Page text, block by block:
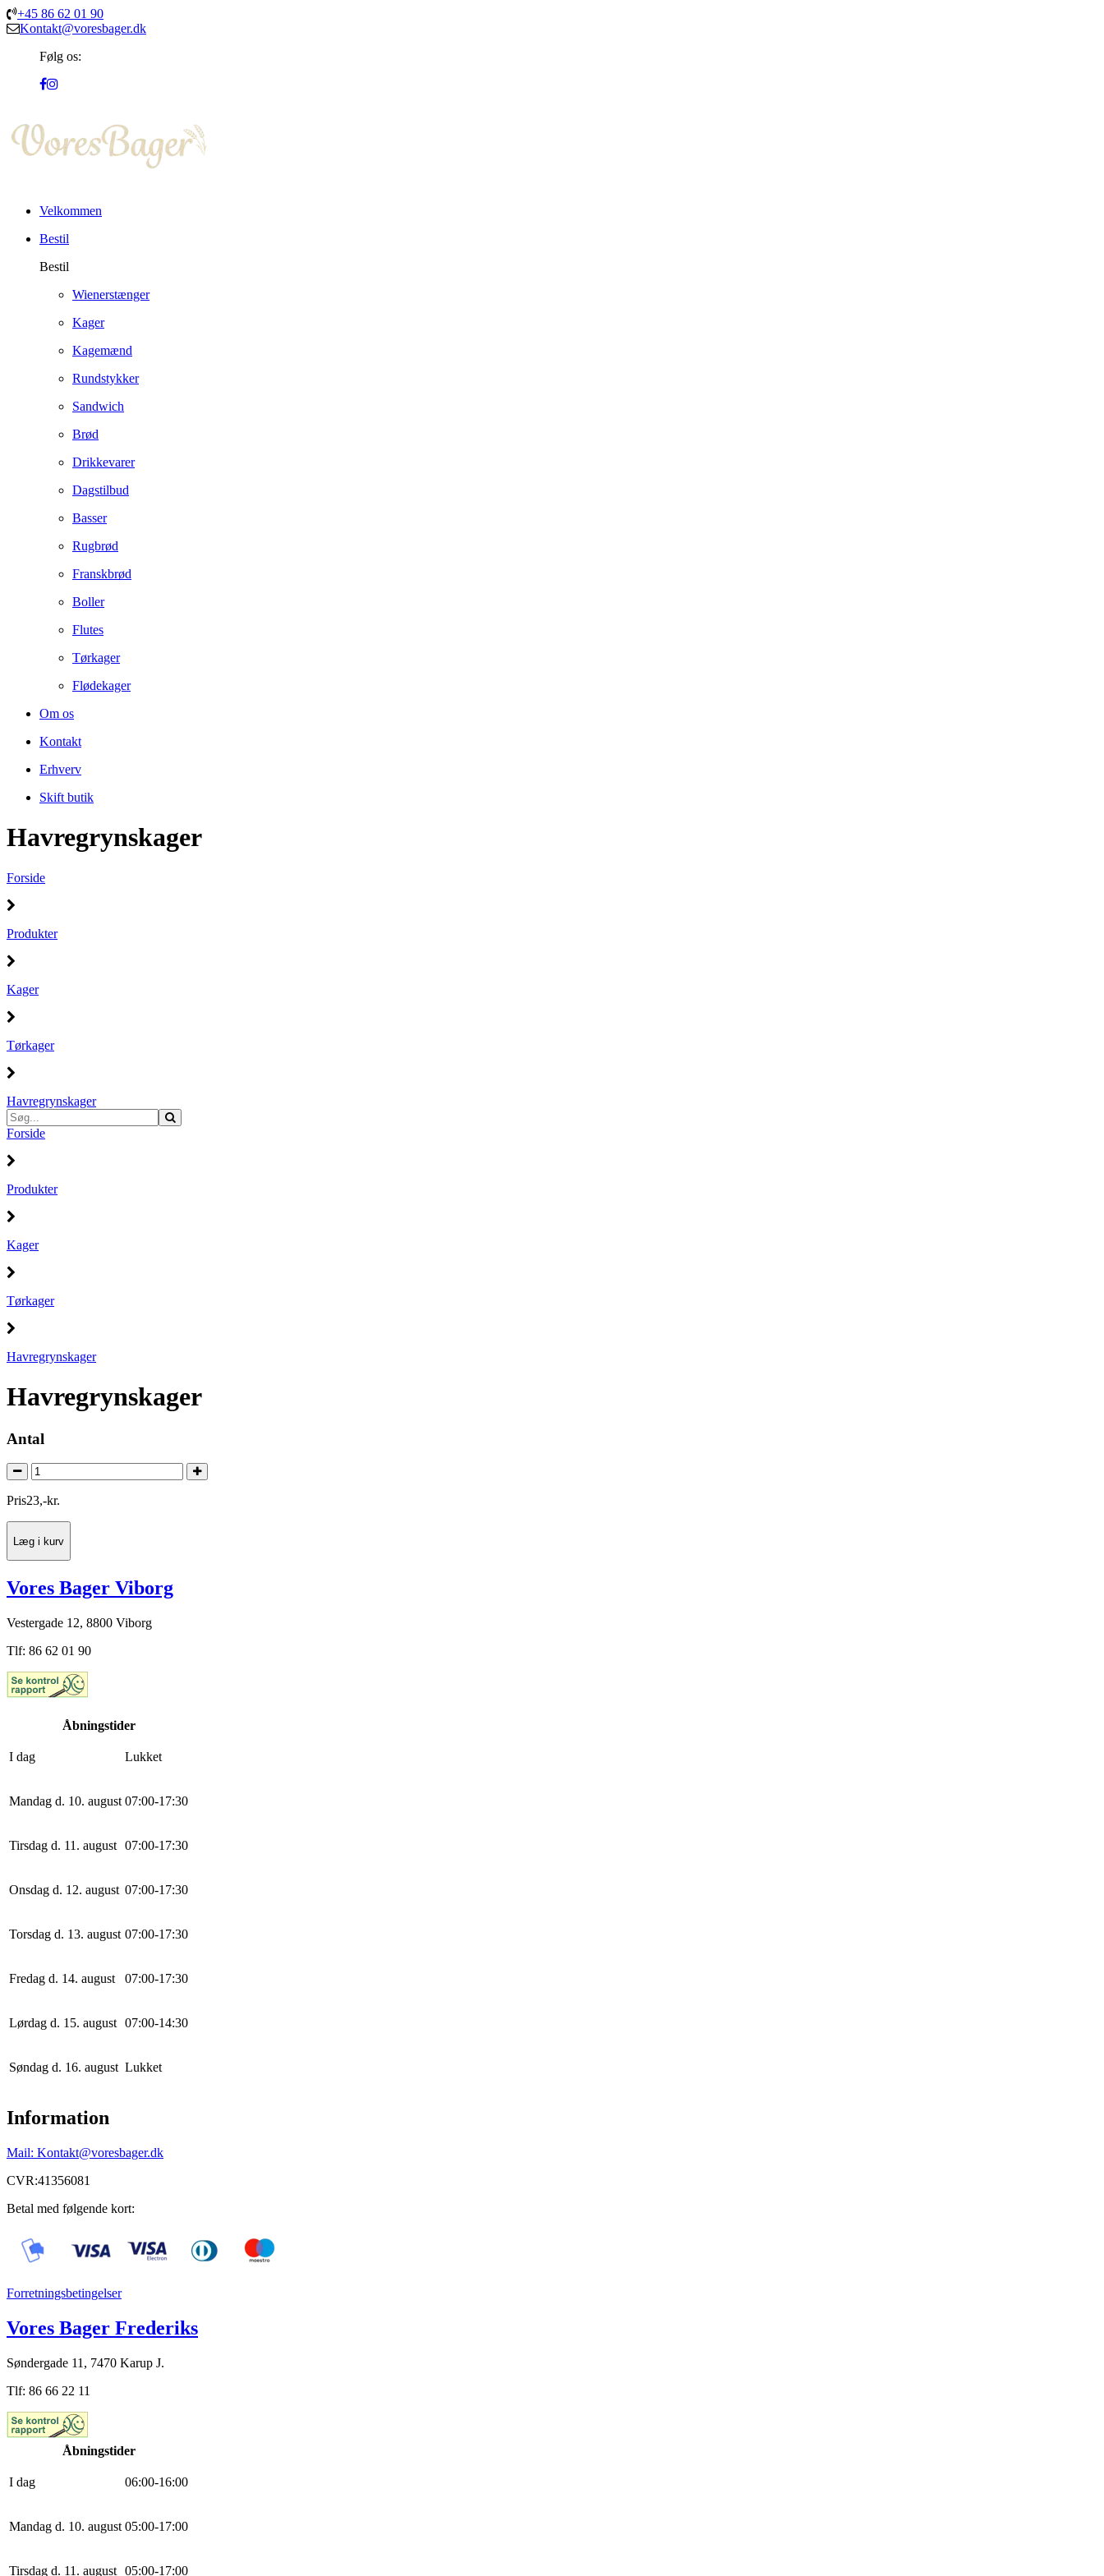
+45 86 62 01 90
Kontakt@voresbager.dk
Følg os:
Velkommen
Bestil
Bestil
Wienerstænger
Kager
Kagemænd
Rundstykker
Sandwich
Brød
Drikkevarer
Dagstilbud
Basser
Rugbrød
Franskbrød
Boller
Flutes
Tørkager
Flødekager
Om os
Kontakt
Erhverv
Skift butik
Havregrynskager
Forside
Produkter
Kager
Tørkager
Havregrynskager
Forside
Produkter
Kager
Tørkager
Havregrynskager
Havregrynskager
Antal
Pris23,-kr.
Læg i kurv
Vores Bager Viborg
Vestergade 12, 8800 Viborg
Tlf: 86 62 01 90
Åbningstider
I dag Lukket
Mandag d. 10. august 07:00-17:30
Tirsdag d. 11. august 07:00-17:30
Onsdag d. 12. august 07:00-17:30
Torsdag d. 13. august 07:00-17:30
Fredag d. 14. august 07:00-17:30
Lørdag d. 15. august 07:00-14:30
Søndag d. 16. august Lukket
Information
Mail: Kontakt@voresbager.dk
CVR:41356081
Betal med følgende kort:
Forretningsbetingelser
Vores Bager Frederiks
Søndergade 11, 7470 Karup J.
Tlf: 86 66 22 11
Åbningstider
I dag 06:00-16:00
Mandag d. 10. august 05:00-17:00
Tirsdag d. 11. august 05:00-17:00